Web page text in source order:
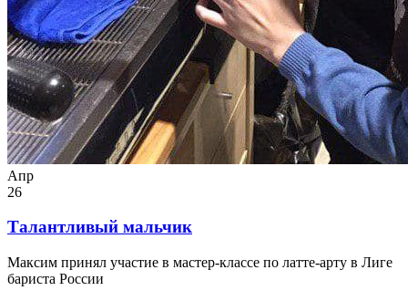
Апр
26
Талантливый мальчик
Максим принял участие в мастер-классе по латте-арту в Лиге
бариста России